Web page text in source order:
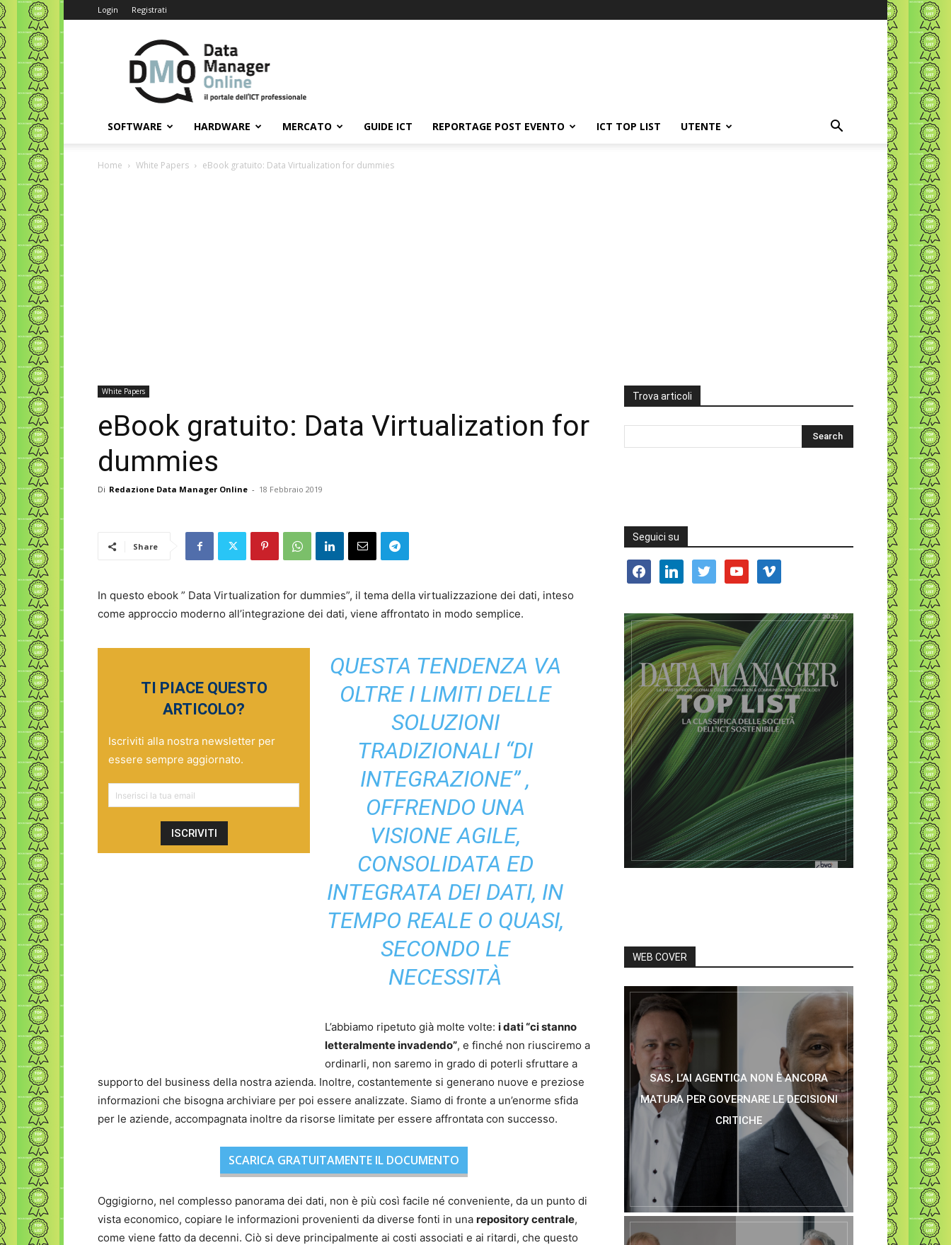
Login Registrati
Data
Manager
Online
SOFTWARE HARDWARE MERCATO GUIDE ICT REPORTAGE POST EVENTO ICT TOP LIST UTENTE
Home White Papers eBook gratuito: Data Virtualization for dummies
White Papers
eBook gratuito: Data Virtualization for
dummies
Di Redazione Data Manager Online - 18 Febbraio 2019
Share
In questo ebook ” Data Virtualization for dummies”, il tema della virtualizzazione dei dati, inteso
come approccio moderno all’integrazione dei dati, viene affrontato in modo semplice.
TI PIACE QUESTO
ARTICOLO?
Iscriviti alla nostra newsletter per
essere sempre aggiornato.
QUESTA TENDENZA VA
OLTRE I LIMITI DELLE
SOLUZIONI
TRADIZIONALI “DI
INTEGRAZIONE” ,
OFFRENDO UNA
VISIONE AGILE,
CONSOLIDATA ED
INTEGRATA DEI DATI, IN
TEMPO REALE O QUASI,
SECONDO LE
NECESSITÀ
L’abbiamo ripetuto già molte volte: i dati “ci stanno
letteralmente invadendo”, e finché non riusciremo a
ordinarli, non saremo in grado di poterli sfruttare a
supporto del business della nostra azienda. Inoltre, costantemente si generano nuove e preziose
informazioni che bisogna archiviare per poi essere analizzate. Siamo di fronte a un’enorme sfida
per le aziende, accompagnata inoltre da risorse limitate per essere affrontata con successo.
SCARICA GRATUITAMENTE IL DOCUMENTO
Oggigiorno, nel complesso panorama dei dati, non è più così facile né conveniente, da un punto di
vista economico, copiare le informazioni provenienti da diverse fonti in una repository centrale,
come viene fatto da decenni. Ciò si deve principalmente ai costi associati e ai ritardi, che questo
Trova articoli
Seguici su
facebooklinkedin twitter youtube vimeo
WEB COVER
SAS, L’AI AGENTICA NON È ANCORA
MATURA PER GOVERNARE LE DECISIONI
CRITICHE